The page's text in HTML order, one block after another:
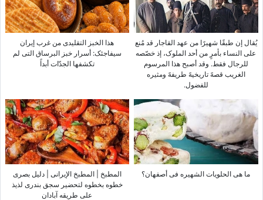
یُقال إن طبقًا شهیرًا من عهد القاجار قد مُنع
على النساء بأمرٍ من أحد الملوک، إذ خصّصه
للرجال فقط. وقد أصبح هذا المرسوم
الغریب قصهً تاریخیهً طریفهً ومثیره
للفضول.
هذا الخبز التقلیدی من غرب إیران
سیفاجئک: أسرار خبز البرساق التی لم
تکشفها الجدّات أبداً
ما هی الحلویات الشهیره فی أصفهان؟
المطبخ | المطبخ الإیرانی | دلیل بصری
خطوه بخطوه لتحضیر سجق بندری لذیذ
على طریقه آبادان